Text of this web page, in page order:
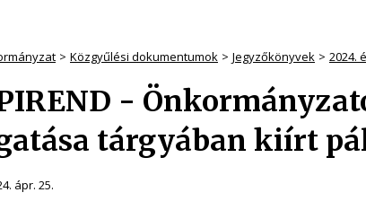
Közgyűlési dokumentumok Jegyzőkönyvek 2024.
-
tárgyában kiírt
ápr. 25.